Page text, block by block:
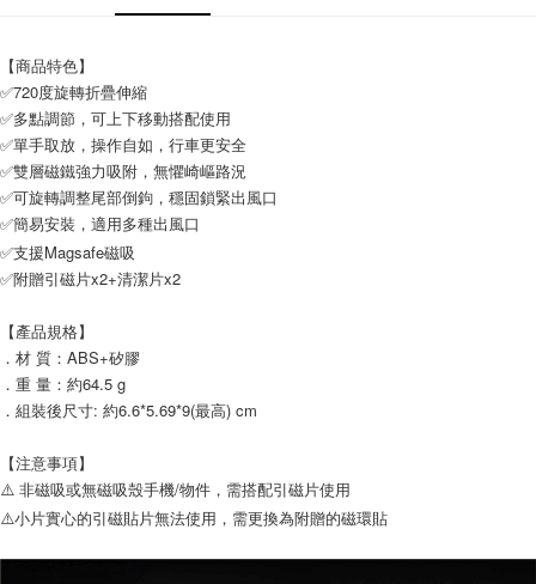
【商品特色】
✅720度旋轉折疊伸縮
✅多點調節，可上下移動搭配使用
✅單手取放，操作自如，行車更安全
✅雙層磁鐵強力吸附，無懼崎嶇路況
✅可旋轉調整尾部倒鉤，穩固鎖緊出風口
✅簡易安裝，適用多種出風口
✅支援Magsafe磁吸
✅附贈引磁片x2+清潔片x2
【產品規格】
．材 質：ABS+矽膠
．重 量：約64.5 g
．組裝後尺寸: 約6.6*5.69*9(最高) cm
【注意事項】
⚠️ 非磁吸或無磁吸殼手機/物件，需搭配引磁片使用
⚠️小片實心的引磁貼片無法使用，需更換為附贈的磁環貼